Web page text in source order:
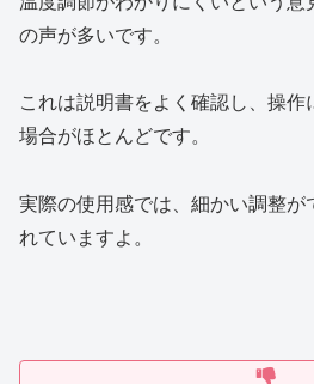
の声が多いです。
これは説明書をよく確認し、操作
場合がほとんどです。
実際の使用感では、細かい調整が
れていますよ。